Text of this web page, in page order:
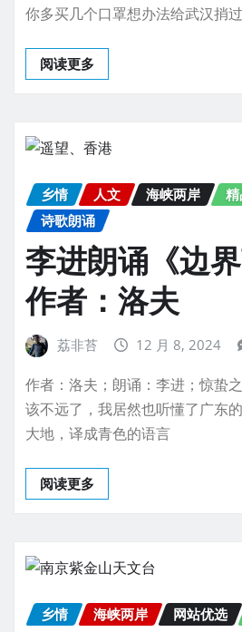
你多买几个口罩想办法给武汉捎
阅读更多
乡情 人文 海峡两岸
诗歌朗诵
李进朗诵《边
作者：洛夫
荔非苔 12 月 8, 2024
作者：洛夫；朗诵：李进；惊蛰
该不远了，我居然也听懂了广东
大地，译成青色的语言
阅读更多
乡情 海峡两岸 网站优选